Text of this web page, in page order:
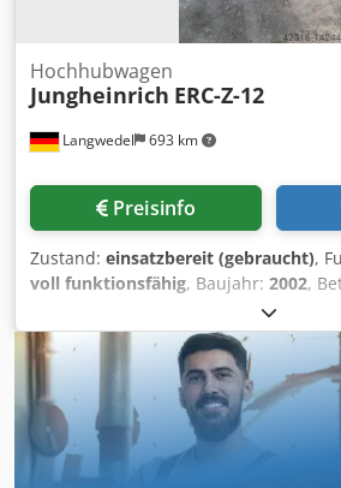
Langwedel 693 km
Hochhubwagen
Jungheinrich ERC-Z-12
Preisinfo
Zustand: einsatzbereit (gebraucht),
voll funktionsfähig, Baujahr: 2002,
, Jungheinrich ERC-Z-12 Tragkraft
Dsdeqw Aqdspfx Ag Ejck Batterie in
guter Zustand, wurde regelmässig
Betriebsstunden mit Ladegerät
4300mm Freihub 1500mm mit
Bauhöhe 1900mm Not-Aus Taster